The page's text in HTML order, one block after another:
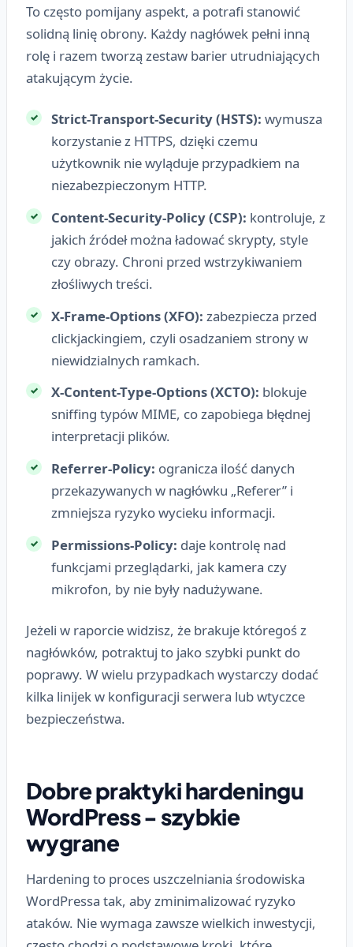
To często pomijany aspekt, a potrafi stanowić
solidną linię obrony. Każdy nagłówek pełni inną
rolę i razem tworzą zestaw barier utrudniających
atakującym życie.
Strict-Transport-Security (HSTS): wymusza
korzystanie z HTTPS, dzięki czemu
użytkownik nie wyląduje przypadkiem na
niezabezpieczonym HTTP.
Content-Security-Policy (CSP): kontroluje, z
jakich źródeł można ładować skrypty, style
czy obrazy. Chroni przed wstrzykiwaniem
złośliwych treści.
X-Frame-Options (XFO): zabezpiecza przed
clickjackingiem, czyli osadzaniem strony w
niewidzialnych ramkach.
X-Content-Type-Options (XCTO): blokuje
sniffing typów MIME, co zapobiega błędnej
interpretacji plików.
Referrer-Policy: ogranicza ilość danych
przekazywanych w nagłówku „Referer” i
zmniejsza ryzyko wycieku informacji.
Permissions-Policy: daje kontrolę nad
funkcjami przeglądarki, jak kamera czy
mikrofon, by nie były nadużywane.
Jeżeli w raporcie widzisz, że brakuje któregoś z
nagłówków, potraktuj to jako szybki punkt do
poprawy. W wielu przypadkach wystarczy dodać
kilka linijek w konfiguracji serwera lub wtyczce
bezpieczeństwa.
Dobre praktyki hardeningu
WordPress - szybkie
wygrane
Hardening to proces uszczelniania środowiska
WordPressa tak, aby zminimalizować ryzyko
ataków. Nie wymaga zawsze wielkich inwestycji,